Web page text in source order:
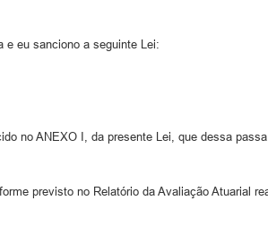
e eu sanciono a seguinte Lei:
no ANEXO I, da presente Lei, que dessa
previsto no Relatório da Avaliação Atuarial